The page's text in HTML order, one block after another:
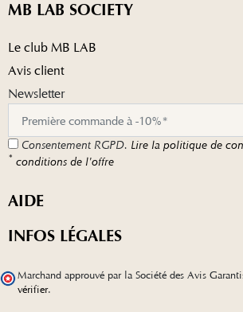
MB LAB SOCIETY
Le club MB LAB
Avis client
Newsletter
Consentement RGPD. Lire la politique de
* conditions de l'offre
AIDE
INFOS LÉGALES
Marchand approuvé par la Société des Avis
vérifier.